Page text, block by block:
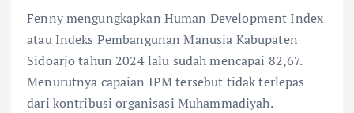
Fenny mengungkapkan Human Development Index
atau Indeks Pembangunan Manusia Kabupaten
Sidoarjo tahun 2024 lalu sudah mencapai 82,67.
Menurutnya capaian IPM tersebut tidak terlepas
dari kontribusi organisasi Muhammadiyah.